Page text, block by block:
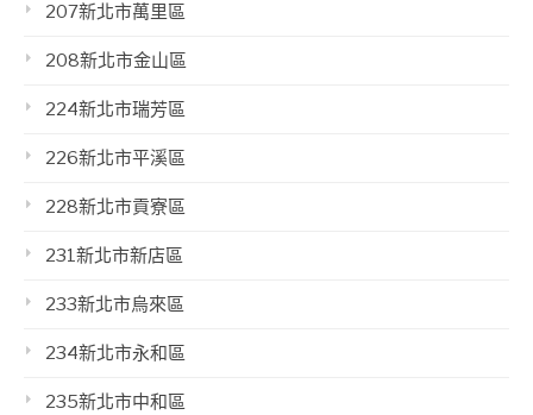
207新北市萬里區
208新北市金山區
224新北市瑞芳區
226新北市平溪區
228新北市貢寮區
231新北市新店區
233新北市烏來區
234新北市永和區
235新北市中和區